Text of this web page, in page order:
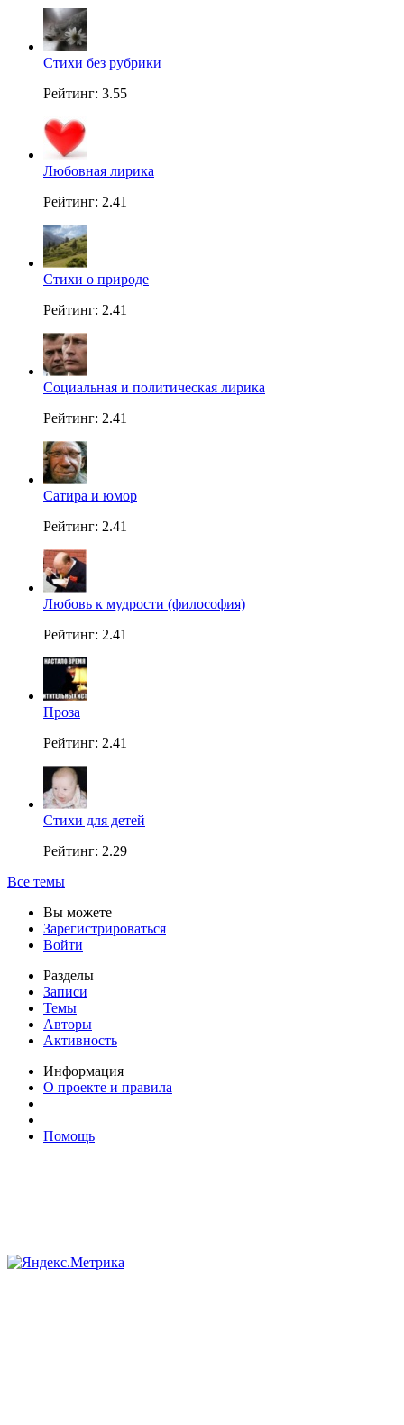
Стихи без рубрики
Рейтинг: 3.55
Любовная лирика
Рейтинг: 2.41
Стихи о природе
Рейтинг: 2.41
Социальная и политическая лирика
Рейтинг: 2.41
Сатира и юмор
Рейтинг: 2.41
Любовь к мудрости (философия)
Рейтинг: 2.41
Проза
Рейтинг: 2.41
Стихи для детей
Рейтинг: 2.29
Все темы
Вы можете
Зарегистрироваться
Войти
Разделы
Записи
Темы
Авторы
Активность
Информация
О проекте и правила
Помощь